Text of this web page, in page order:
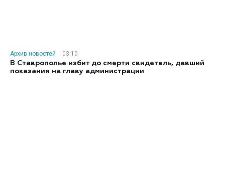
Архив новостей
03:10
В Ставрополье избит до смерти свидетель, давший
показания на главу администрации